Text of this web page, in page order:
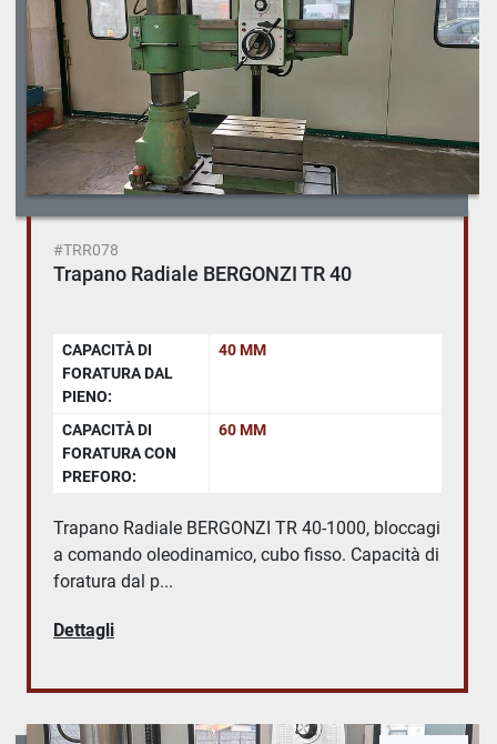
#TRR078
Trapano Radiale BERGONZI TR 40
CAPACITÀ DI
FORATURA DAL
PIENO:
40 MM
CAPACITÀ DI
FORATURA CON
PREFORO:
60 MM
Trapano Radiale BERGONZI TR 40-1000, bloccagi
a comando oleodinamico, cubo fisso. Capacità di
foratura dal p...
Dettagli